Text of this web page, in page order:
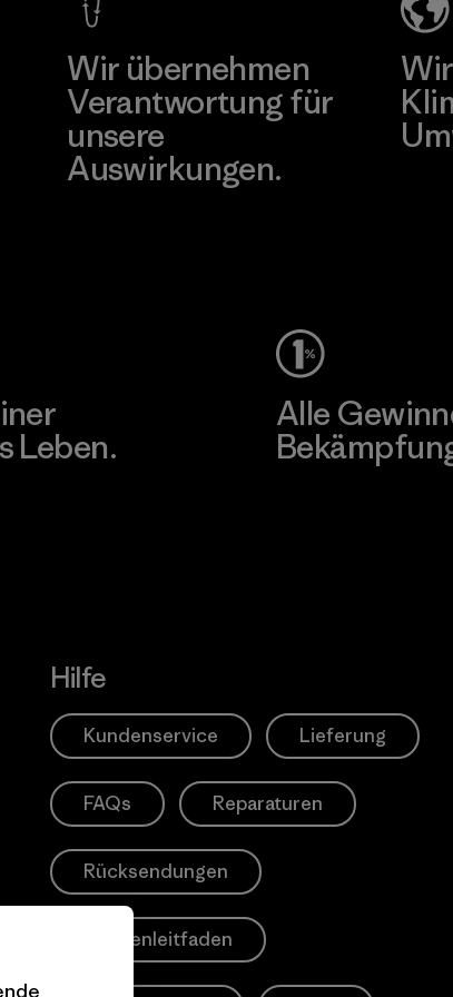
Wir übernehmen
Verantwortung für
unsere
Auswirkungen.
Leben.
Alle
Hilfe
Kundenservice Lieferung
FAQs Reparaturen
Rücksendungen
Größenleitfaden